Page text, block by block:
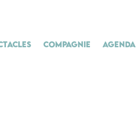
Compagnie Agenda